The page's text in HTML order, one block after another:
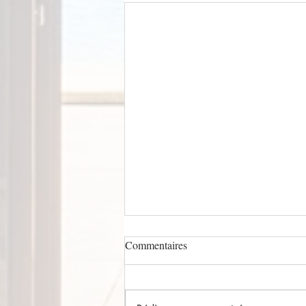
Le petit logis
Commentaires